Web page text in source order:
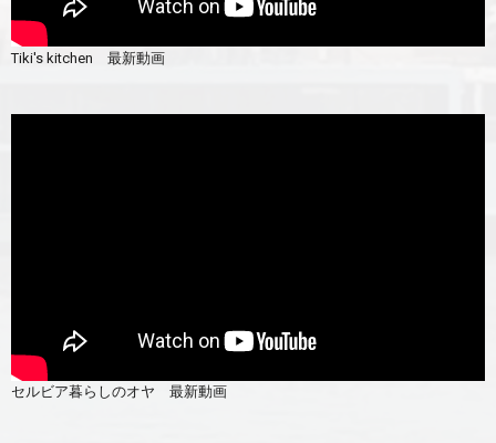
Tiki's kitchen 最新動画
セルビア暮らしのオヤ 最新動画